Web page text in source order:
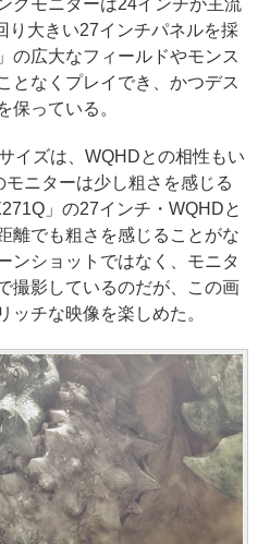
り大きい27インチパネルを採
の広大なフィールドやモンス
となくプレイでき、かつデス
保っている。
イズは、WQHDとの相性もい
ニターは少し粗さを感じる
」の27インチ・WQHDと
離でも粗さを感じることがな
ンショットではなく、モニタ
撮影しているのだが、この画
ッチな映像を楽しめた。